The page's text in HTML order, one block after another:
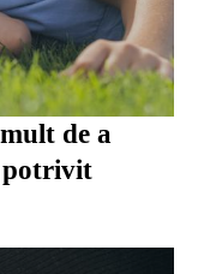
de a
potrivit